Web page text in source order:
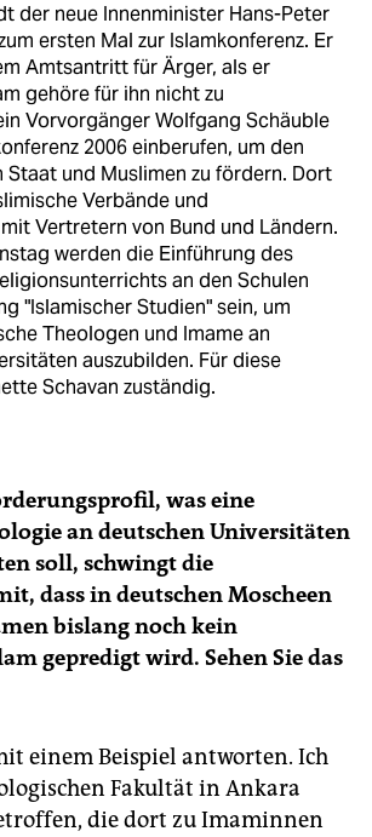
der neue Innenminister Hans-Peter
ersten Mal zur Islamkonferenz. Er
Amtsantritt für Ärger, als er
gehöre für ihn nicht zu
Vorvorgänger Wolfgang Schäuble
2006 einberufen, um den
Staat und Muslimen zu fördern. Dort
Verbände und
Vertretern von Bund und Ländern.
werden die Einführung des
an den Schulen
"Islamischer Studien" sein, um
Theologen und Imame an
auszubilden. Für diese
Schavan zuständig.
was eine
an deutschen Universitäten
soll, schwingt die
dass in deutschen Moscheen
bislang noch kein
gepredigt wird. Sehen Sie das
einem Beispiel antworten. Ich
Fakultät in Ankara
die dort zu Imaminnen